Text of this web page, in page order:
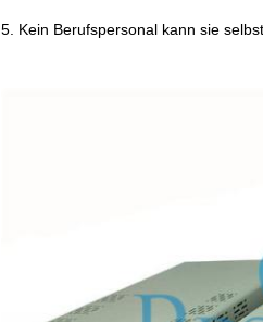
5. Kein Berufspersonal kann sie